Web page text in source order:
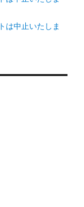
は中止いたしま